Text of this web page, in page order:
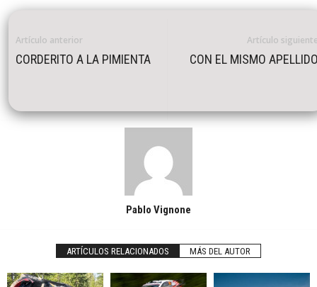
Artículo anterior
CORDERITO A LA PIMIENTA
Artículo
CON EL MISMO
Pablo Vignone
ARTÍCULOS RELACIONADOS MÁS DEL AUTOR